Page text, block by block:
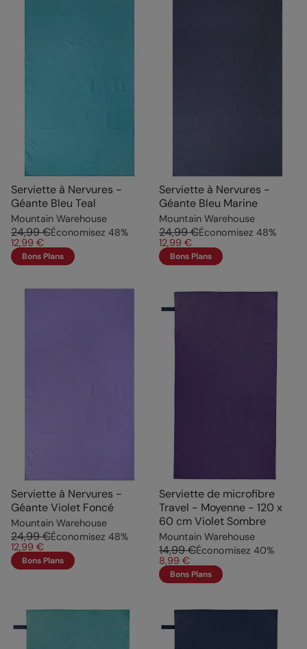
Serviette à Nervures -
Géante Bleu Teal
Mountain Warehouse
24,99 €Économisez 48%
12,99 €
Bons Plans
Serviette à Nervures -
Géante Bleu Marine
Mountain Warehouse
24,99 €Économisez 48%
12,99 €
Bons Plans
Serviette à Nervures -
Géante Violet Foncé
Mountain Warehouse
24,99 €Économisez 48%
12,99 €
Bons Plans
Serviette de microfibre
Travel - Moyenne - 120 x
60 cm Violet Sombre
Mountain Warehouse
14,99 €Économisez 40%
8,99 €
Bons Plans